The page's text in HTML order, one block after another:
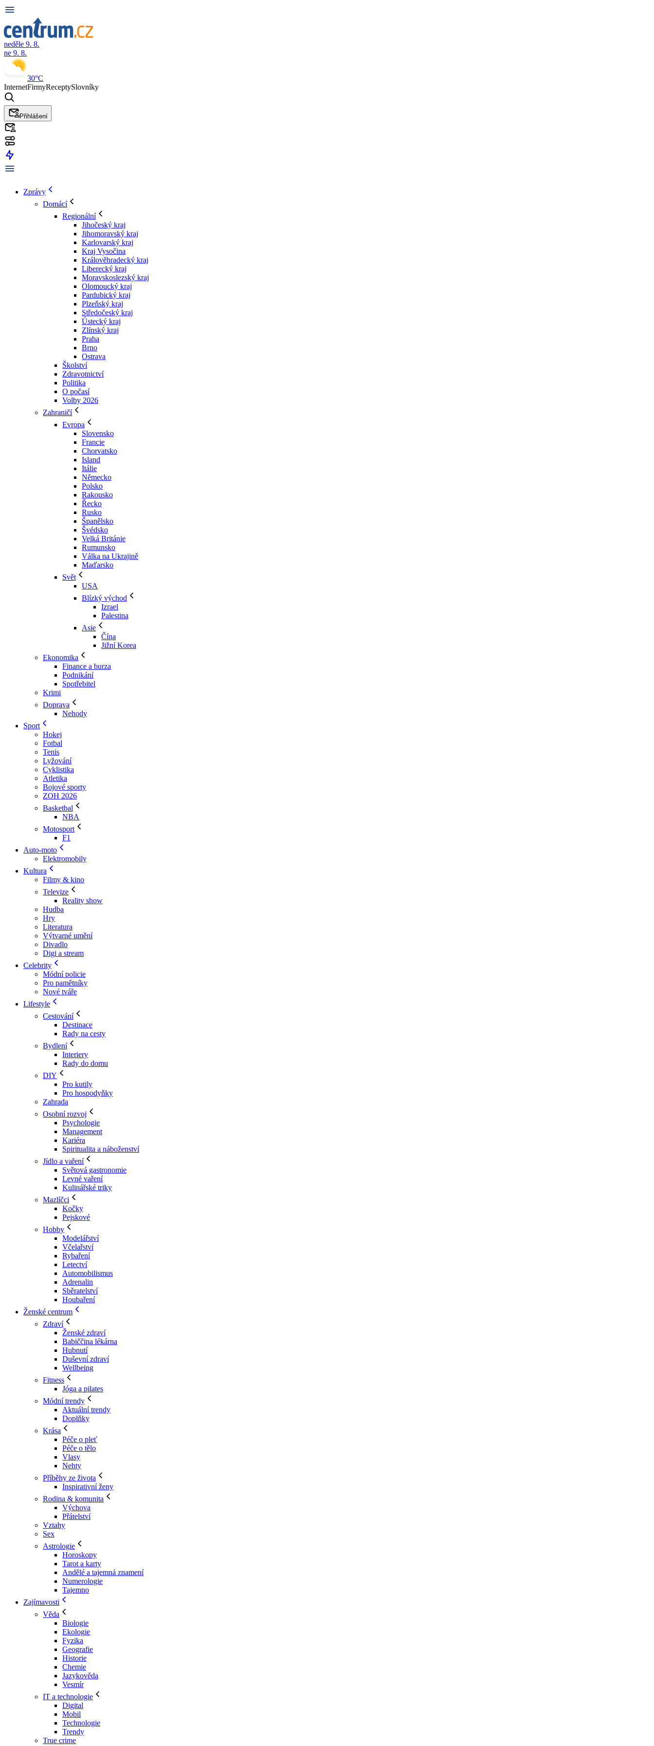
neděle 9. 8.
ne 9. 8.
30°C
InternetFirmyReceptySlovníky
Přihlášení
Zprávy
Domácí
Regionální
Jihočeský kraj
Jihomoravský kraj
Karlovarský kraj
Kraj Vysočina
Králověhradecký kraj
Liberecký kraj
Moravskoslezský kraj
Olomoucký kraj
Pardubický kraj
Plzeňský kraj
Středočeský kraj
Ústecký kraj
Zlínský kraj
Praha
Brno
Ostrava
Školství
Zdravotnictví
Politika
O počasí
Volby 2026
Zahraničí
Evropa
Slovensko
Francie
Chorvatsko
Island
Itálie
Německo
Polsko
Rakousko
Řecko
Rusko
Španělsko
Švédsko
Velká Británie
Rumunsko
Válka na Ukrajině
Maďarsko
Svět
USA
Blízký východ
Izrael
Palestina
Asie
Čína
Jižní Korea
Ekonomika
Finance a burza
Podnikání
Spotřebitel
Krimi
Doprava
Nehody
Sport
Hokej
Fotbal
Tenis
Lyžování
Cyklistika
Atletika
Bojové sporty
ZOH 2026
Basketbal
NBA
Motosport
F1
Auto-moto
Elektromobily
Kultura
Filmy & kino
Televize
Reality show
Hudba
Hry
Literatura
Výtvarné umění
Divadlo
Digi a stream
Celebrity
Módní policie
Pro pamětníky
Nové tváře
Lifestyle
Cestování
Destinace
Rady na cesty
Bydlení
Interiery
Rady do domu
DIY
Pro kutily
Pro hospodyňky
Zahrada
Osobní rozvoj
Psychologie
Management
Kariéra
Spiritualita a náboženství
Jídlo a vaření
Světová gastronomie
Levné vaření
Kulinářské triky
Mazlíčci
Kočky
Pejskové
Hobby
Modelářství
Včelařství
Rybaření
Letectví
Automobilismus
Adrenalin
Sběratelství
Houbaření
Ženské centrum
Zdraví
Ženské zdraví
Babiččina lékárna
Hubnutí
Duševní zdraví
Wellbeing
Fitness
Jóga a pilates
Módní trendy
Aktuální trendy
Doplňky
Krása
Péče o pleť
Péče o tělo
Vlasy
Nehty
Příběhy ze života
Inspirativní ženy
Rodina & komunita
Výchova
Přátelství
Vztahy
Sex
Astrologie
Horoskopy
Tarot a karty
Andělé a tajemná znamení
Numerologie
Tajemno
Zajímavosti
Věda
Biologie
Ekologie
Fyzika
Geografie
Historie
Chemie
Jazykověda
Vesmír
IT a technologie
Digital
Mobil
Technologie
Trendy
True crime